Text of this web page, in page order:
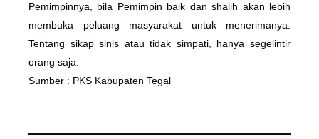
Pemimpinnya, bila Pemimpin baik dan shalih akan lebih
membuka peluang masyarakat untuk menerimanya.
Tentang sikap sinis atau tidak simpati, hanya segelintir
orang saja.
Sumber : PKS Kabupaten Tegal